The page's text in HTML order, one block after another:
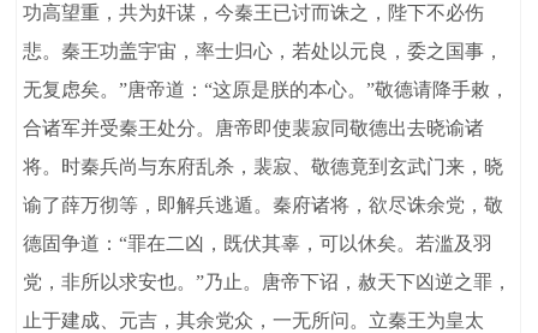
功高望重，共为奸谋，今秦王已讨而诛之，陛下不必伤
悲。秦王功盖宇宙，率士归心，若处以元良，委之国事，
无复虑矣。”唐帝道：“这原是朕的本心。”敬德请降手敕，
合诸军并受秦王处分。唐帝即使裴寂同敬德出去晓谕诸
将。时秦兵尚与东府乱杀，裴寂、敬德竟到玄武门来，晓
谕了薛万彻等，即解兵逃遁。秦府诸将，欲尽诛余党，敬
德固争道：“罪在二凶，既伏其辜，可以休矣。若滥及羽
党，非所以求安也。”乃止。唐帝下诏，赦天下凶逆之罪，
止于建成、元吉，其余党众，一无所问。立秦王为皇太